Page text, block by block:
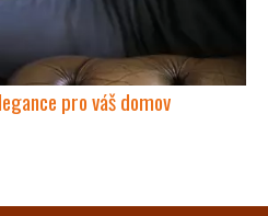
pro váš domov